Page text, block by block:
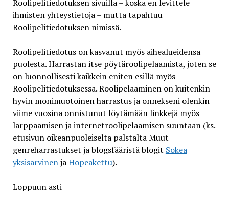
Roolipelitiedotuksen sivuilla – koska en levittele
ihmisten yhteystietoja – mutta tapahtuu
Roolipelitiedotuksen nimissä.
Roolipelitiedotus on kasvanut myös aihealueidensa
puolesta. Harrastan itse pöytäroolipelaamista, joten se
on luonnollisesti kaikkein eniten esillä myös
Roolipelitiedotuksessa. Roolipelaaminen on kuitenkin
hyvin monimuotoinen harrastus ja onnekseni olenkin
viime vuosina onnistunut löytämään linkkejä myös
larppaamisen ja internetroolipelaamisen suuntaan (ks.
etusivun oikeanpuoleiselta palstalta Muut
genreharrastukset ja blogsfääristä blogit Sokea
yksisarvinenjaHopeakettu).
Loppuun asti